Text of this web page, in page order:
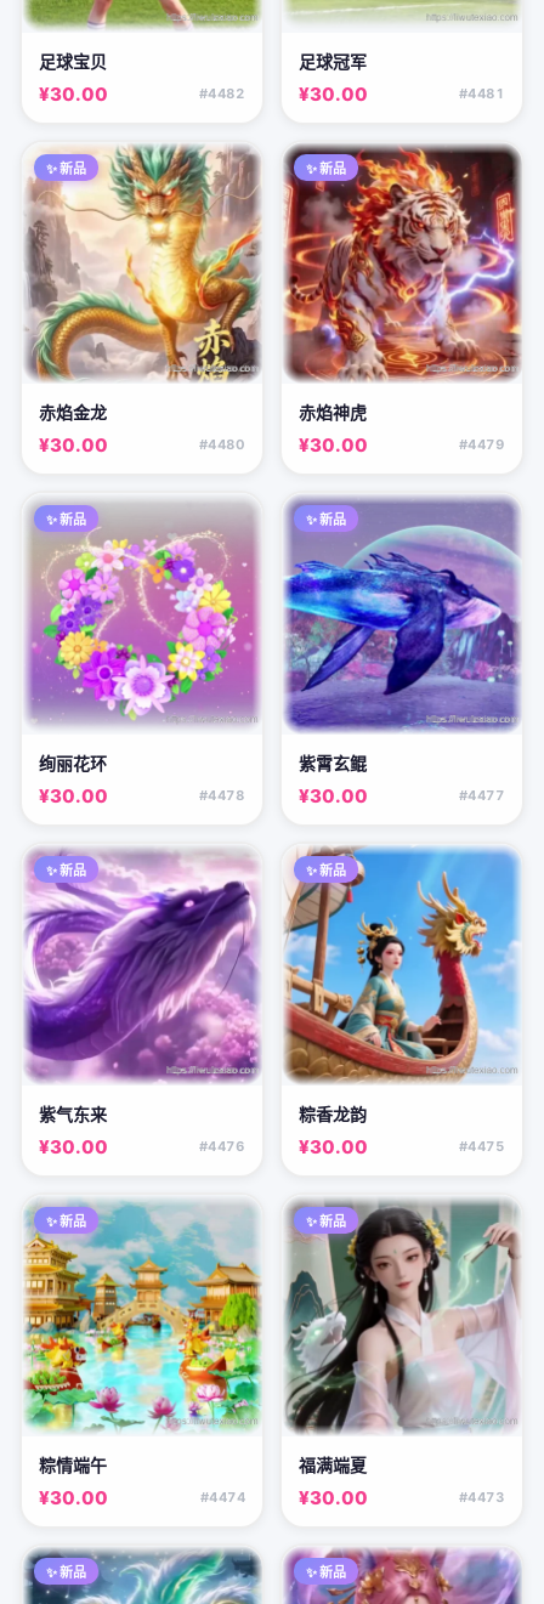
足球宝贝
¥30.00 #4482
足球冠军
¥30.00 #4481
✨ 新品
赤焰金龙
¥30.00 #4480
✨ 新品
赤焰神虎
¥30.00 #4479
✨ 新品
绚丽花环
¥30.00 #4478
✨ 新品
紫霄玄鲲
¥30.00 #4477
✨ 新品
紫气东来
¥30.00 #4476
✨ 新品
粽香龙韵
¥30.00 #4475
✨ 新品
粽情端午
¥30.00 #4474
✨ 新品
福满端夏
¥30.00 #4473
✨ 新品 ✨ 新品